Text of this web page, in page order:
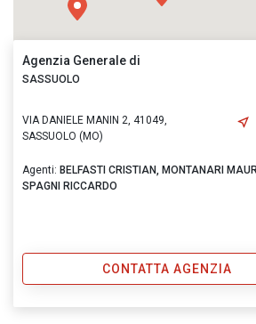
Agenzia Generale di
SASSUOLO
VIA DANIELE MANIN 2, 41049,
SASSUOLO (MO)
Agenti: BELFASTI CRISTIAN, MONTANARI
SPAGNI RICCARDO
CONTATTA AGENZIA